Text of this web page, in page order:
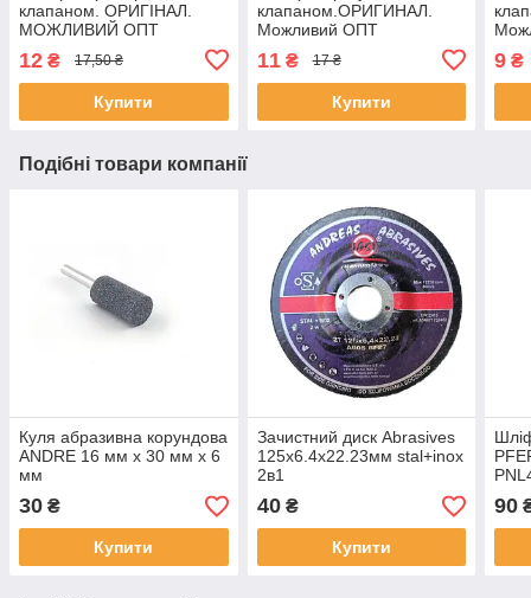
клапаном. ОРИГІНАЛ.
МОЖЛИВИЙ ОПТ
12 ₴ 17,50 ₴
Купити
клапаном.ОРИГИНАЛ.
Можливий ОПТ
11₴ 17 ₴
Купити
9 ₴
Подібні товари компанії
Куля абразивна корундова
ANDRE 16 мм x 30 мм x 6
мм
30 ₴
Купити
Зачистний диск Abrasives
125x6.4x22.23мм stal+inox
2в1
40₴
Купити
мм
90